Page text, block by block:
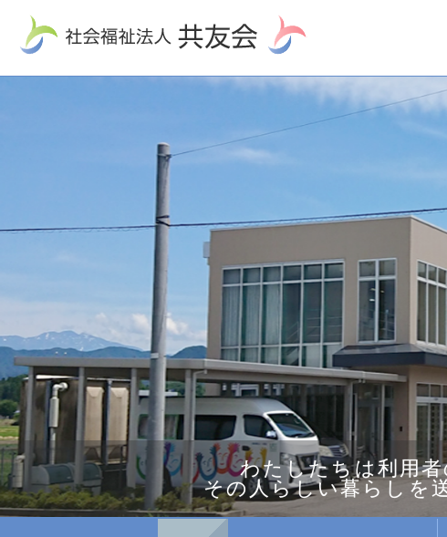
わたしたちは利用
その人らしい暮らしを